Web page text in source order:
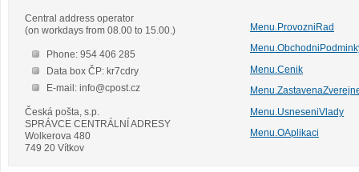
Central address operator
(on workdays from 08.00 to 15.00.)
Phone: 954 406 285
Data box ČP: kr7cdry
E-mail: info@cpost.cz
Česká pošta, s.p.
SPRÁVCE CENTRÁLNÍ ADRESY
Wolkerova 480
749 20 Vítkov
Menu.ProvozniRad
Menu.Cenik
Menu.UsneseniVlady
Menu.OAplikaci